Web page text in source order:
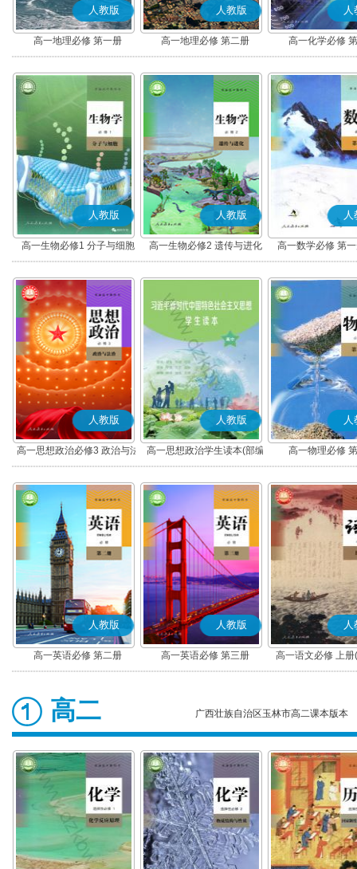
人教版
高一地理必修 第一册
人教版
高一地理必修 第二册
人
高一化学必修
人教版
高一生物必修1 分子与细胞
人教版
高一生物必修2 遗传与进化
人
高一数学必修 第
人教版
高一思想政治必修3 政治与法
治(部编版)
人教版
高一思想政治学生读本(部编
版)
人
高一物理必修
人教版
高一英语必修 第二册
人教版
高一英语必修 第三册
人
高一语文必修 上
高二 广西壮族自治区玉林市高二课本版本